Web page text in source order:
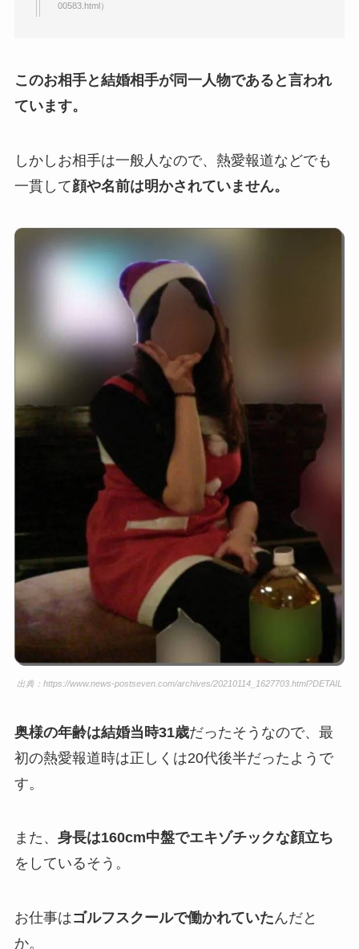
00583.html）
このお相手と結婚相手が同一人物であると言われ
ています。
しかしお相手は一般人なので、熱愛報道などでも
一貫して顔や名前は明かされていません。
出典：https://www.news-postseven.com/archives/20210114_1627703.html?DETAIL
奥様の年齢は結婚当時31歳だったそうなので、最
初の熱愛報道時は正しくは20代後半だったようで
す。
また、 身長は160cm中盤でエキゾチックな顔立ち
をしているそう。
お仕事はゴルフスクールで働かれていたんだと
か。